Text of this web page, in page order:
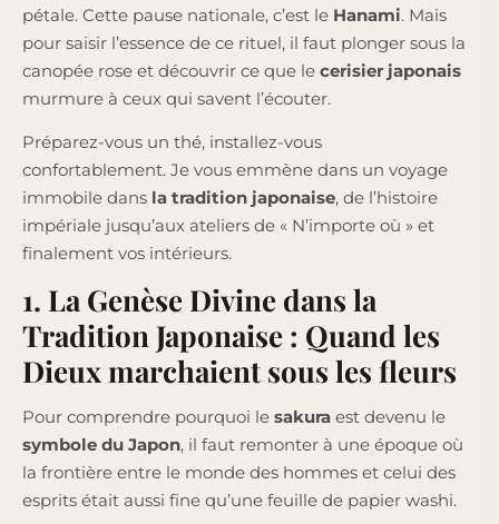
pétale. Cette pause nationale, c’est le Hanami. Mais
pour saisir l’essence de ce rituel, il faut plonger sous la
canopée rose et découvrir ce que le cerisier japonais
murmure à ceux qui savent l’écouter.
Préparez-vous un thé, installez-vous
confortablement. Je vous emmène dans un voyage
immobile dans la tradition japonaise, de l’histoire
impériale jusqu’aux ateliers de « N’importe où » et
finalement vos intérieurs.
1. La Genèse Divine dans la
Tradition Japonaise : Quand les
Dieux marchaient sous les fleurs
Pour comprendre pourquoi le sakura est devenu le
symbole du Japon, il faut remonter à une époque où
la frontière entre le monde des hommes et celui des
esprits était aussi fine qu’une feuille de papier washi.